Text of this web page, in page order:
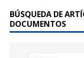
o
k
BÚSQUEDA DE
DOCUMENTOS